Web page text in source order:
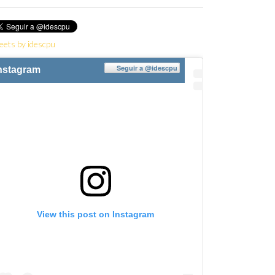
by idescpu
Seguir a @idescpu
View this post on Instagram